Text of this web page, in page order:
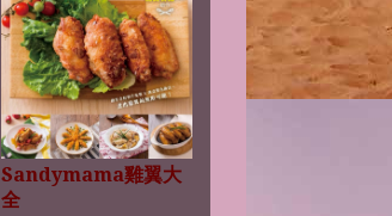
Sandymama雞翼大
全